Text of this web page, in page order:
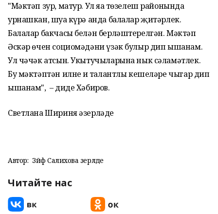
"Мәктәп зур, матур. Ул яңа төзелеш районында
урнашкан, шуңа күрә анда балалар җитәрлек.
Балалар бакчасы белән берләштерелгән. Мәктәп
Әскәр өчен социомәдәни үзәк булыр дип ышанам.
Ул чәчәк атсын. Укытучыларына нык сәламәтлек.
Бу мәктәптән илнең иң талантлы кешеләре чыгар дип
ышанам", – диде Хәбиров.
Светлана Шириня әзерләде
Автор: Зәйфә Салихова әзерләде
Читайте нас